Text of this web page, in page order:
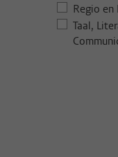
Regio en
Taal,